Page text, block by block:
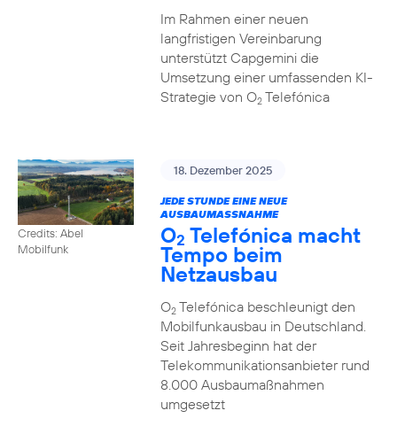
Im Rahmen einer neuen
langfristigen Vereinbarung
unterstützt Capgemini die
Umsetzung einer umfassenden KI-
Strategie von O2Telefónica
Credits: Abel
Mobilfunk
18. Dezember 2025
JEDE STUNDE EINE NEUE
AUSBAUMASSNAHME
O2 Telefónica macht
Tempo beim
Netzausbau
O2Telefónica beschleunigt den
Mobilfunkausbau in Deutschland.
Seit Jahresbeginn hat der
Telekommunikationsanbieter rund
8.000 Ausbaumaßnahmen
umgesetzt